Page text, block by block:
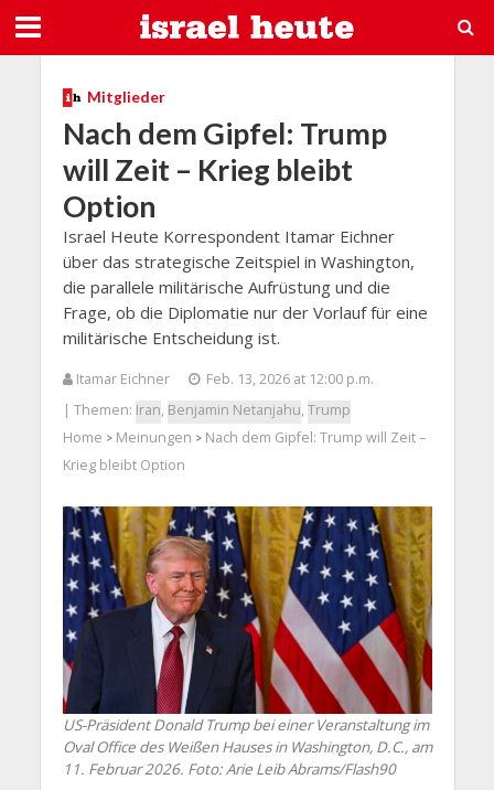
Mitglieder
Nach dem Gipfel: Trump
will Zeit – Krieg bleibt
Option
Israel Heute Korrespondent Itamar Eichner
über das strategische Zeitspiel in Washington,
die parallele militärische Aufrüstung und die
Frage, ob die Diplomatie nur der Vorlauf für eine
militärische Entscheidung ist.
Itamar Eichner
Feb. 13, 2026 at 12:00 p.m.
| Themen: Iran, Benjamin Netanjahu, Trump
Home > Meinungen > Nach dem Gipfel: Trump will Zeit –
Krieg bleibt Option
US-Präsident Donald Trump bei einer Veranstaltung im
Oval Office des Weißen Hauses in Washington, D.C., am
11. Februar 2026. Foto: Arie Leib Abrams/Flash90